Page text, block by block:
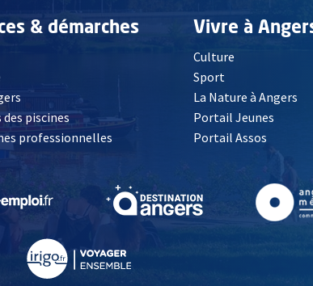
& démarches
, Ouvre une nouvelle fenêtre
piscines
professionnelles
Vivre à
Culture
Sport
La Nature à Angers
Portail Jeunes
Portail Assos
fenêtre , Ouvre une nouvelle fenêtre , Ouvre une